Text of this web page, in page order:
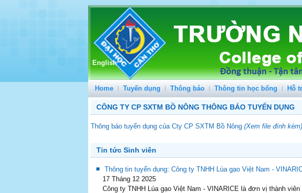
English
Home Tuyển dụng Thông báo Thông tin học bổng Hỗ
CÔNG TY CP SXTM BỒ NÔNG THÔNG BÁO TUYỂN DỤNG
Thông báo tuyển dụng của Cty CP SXTM Bồ Nông (Xem file đính kèm)
Tin tức Sinh viên
Thông tin tuyển dụng: Công ty TNHH Lúa gạo Việt Nam -
17 Tháng 12 2025
Công ty TNHH Lúa gạo Việt Nam - VINARICE là đơn vị thành